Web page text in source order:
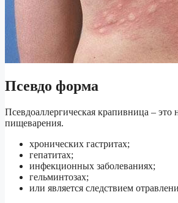
Псевдо форма
Псевдоаллергическая крапивница –
пищеварения.
хронических гастритах;
гепатитах;
инфекционных заболеваниях;
гельминтозах;
или является следствием